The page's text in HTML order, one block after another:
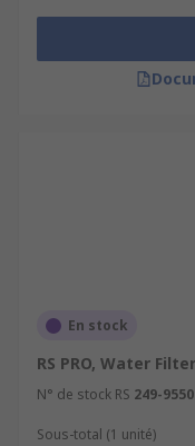
En stock
RS PRO, Water
N° de stock RS 249-9550
Sous-total (1 unité)